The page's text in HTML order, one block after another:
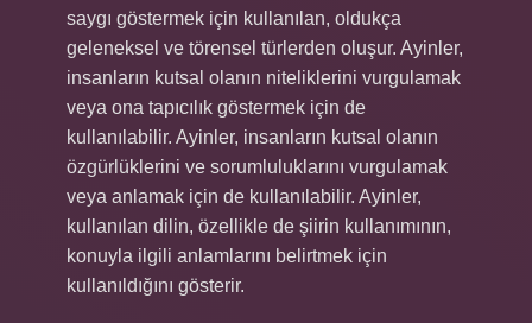
saygı göstermek için kullanılan, oldukça
geleneksel ve törensel türlerden oluşur. Ayinler,
insanların kutsal olanın niteliklerini vurgulamak
veya ona tapıcılık göstermek için de
kullanılabilir. Ayinler, insanların kutsal olanın
özgürlüklerini ve sorumluluklarını vurgulamak
veya anlamak için de kullanılabilir. Ayinler,
kullanılan dilin, özellikle de şiirin kullanımının,
konuyla ilgili anlamlarını belirtmek için
kullanıldığını gösterir.